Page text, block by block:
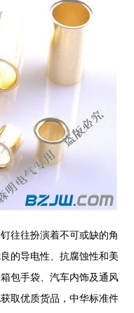
往往扮演着不可或缺的角
的导电性、抗腐蚀性和美
包手袋、汽车内饰及通风
取优质货品，中华标准件